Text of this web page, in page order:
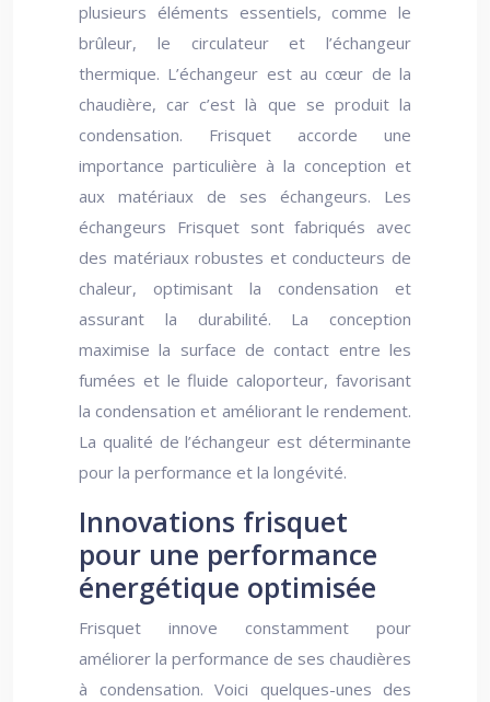
plusieurs éléments essentiels, comme le
brûleur, le circulateur et l’échangeur
thermique. L’échangeur est au cœur de la
chaudière, car c’est là que se produit la
condensation. Frisquet accorde une
importance particulière à la conception et
aux matériaux de ses échangeurs. Les
échangeurs Frisquet sont fabriqués avec
des matériaux robustes et conducteurs de
chaleur, optimisant la condensation et
assurant la durabilité. La conception
maximise la surface de contact entre les
fumées et le fluide caloporteur, favorisant
la condensation et améliorant le rendement.
La qualité de l’échangeur est déterminante
pour la performance et la longévité.
Innovations frisquet
pour une performance
énergétique optimisée
Frisquet innove constamment pour
améliorer la performance de ses chaudières
à condensation. Voici quelques-unes des